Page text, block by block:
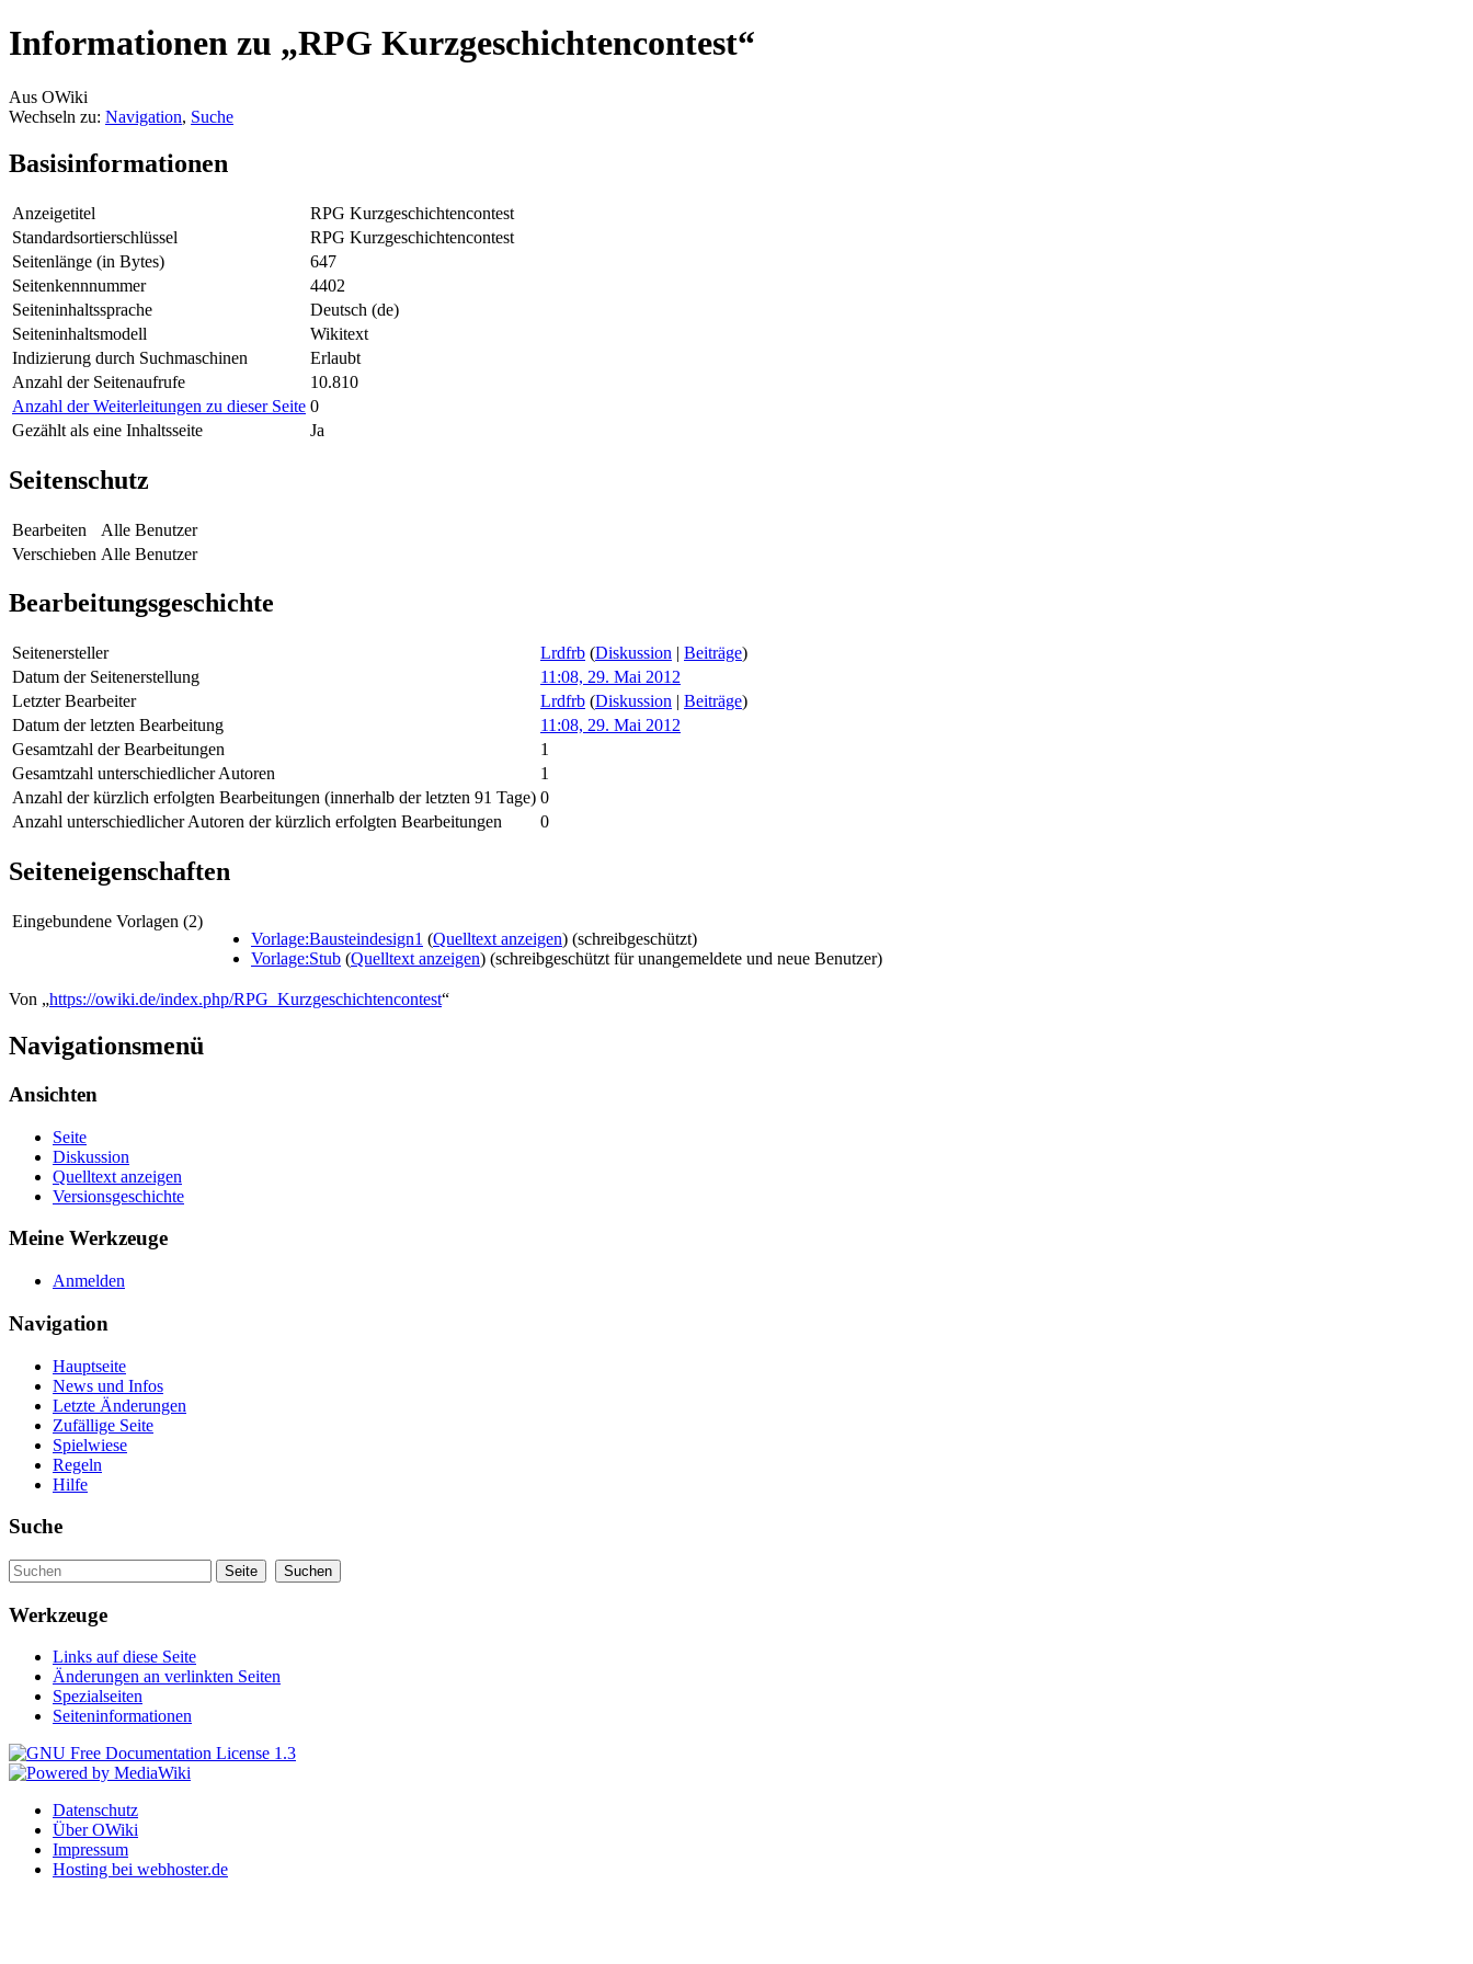
Informationen zu „RPG Kurzgeschichtencontest“
Aus OWiki
Wechseln zu: Navigation, Suche
Basisinformationen
Anzeigetitel
RPG Kurzgeschichtencontest
Standardsortierschlüssel
RPG Kurzgeschichtencontest
Seitenlänge (in Bytes)
647
Seitenkennnummer
4402
Seiteninhaltssprache
Deutsch (de)
Seiteninhaltsmodell
Wikitext
Indizierung durch Suchmaschinen
Erlaubt
Anzahl der Seitenaufrufe
10.810
Anzahl der Weiterleitungen zu dieser Seite 0
Gezählt als eine Inhaltsseite
Ja
Seitenschutz
Bearbeiten
Alle Benutzer
Verschieben Alle Benutzer
Bearbeitungsgeschichte
Seitenersteller Lrdfrb (Diskussion | Beiträge)
Datum der Seitenerstellung
11:08, 29. Mai 2012
Letzter Bearbeiter
Lrdfrb (Diskussion | Beiträge)
Datum der letzten Bearbeitung
11:08, 29. Mai 2012
Gesamtzahl der Bearbeitungen
1
Gesamtzahl unterschiedlicher Autoren
1
Anzahl der kürzlich erfolgten Bearbeitungen (innerhalb der letzten 91 Tage) 0
Anzahl unterschiedlicher Autoren der kürzlich erfolgten Bearbeitungen
0
Seiteneigenschaften
Eingebundene Vorlagen (2)
Vorlage:Bausteindesign1 (Quelltext anzeigen) (schreibgeschützt)
Vorlage:Stub (Quelltext anzeigen) (schreibgeschützt für unangemeldete und neue Benutzer)
Von „https://owiki.de/index.php/RPG_Kurzgeschichtencontest“
Navigationsmenü
Ansichten
Seite
Diskussion
Quelltext anzeigen
Versionsgeschichte
Meine Werkzeuge
Anmelden
Navigation
Hauptseite
News und Infos
Letzte Änderungen
Zufällige Seite
Spielwiese
Regeln
Hilfe
Suche
Werkzeuge
Links auf diese Seite
Änderungen an verlinkten Seiten
Spezialseiten
Seiteninformationen
Datenschutz
Über OWiki
Impressum
Hosting bei webhoster.de